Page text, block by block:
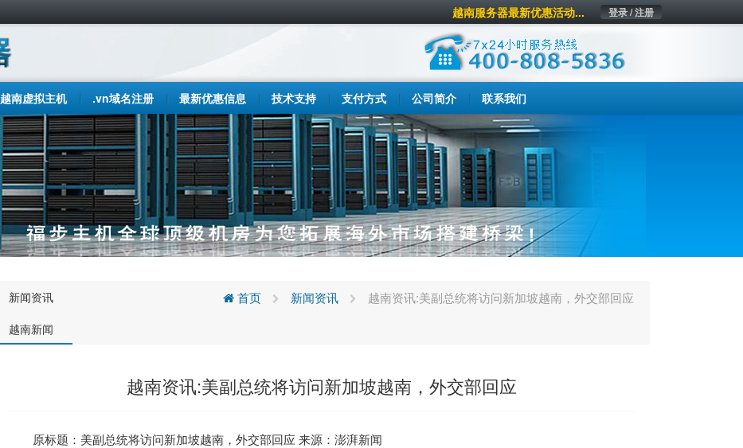
登录 / 注册
越南服务器最新优惠活动...
越南虚拟主机 .vn域名注册 最新优惠信息 技术支持 支付方式 公司简介 联系我们
新闻资讯
越南新闻
首页 新闻资讯 越南资讯:美副总统将访问新加坡越南，外交部回应
越南资讯:美副总统将访问新加坡越南，外交部回应
原标题：美副总统将访问新加坡越南 ，外交部回应 来源：澎湃新闻